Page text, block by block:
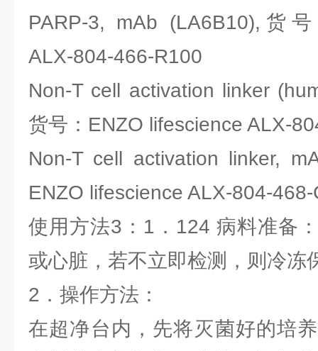
PARP-3, mAb (LA6B10),货
ALX-804-466-R100
Non-T cell activation linker
货号：ENZO lifescience ALX-
Non-T cell activation linker,
ENZO lifescience ALX-804-
使用方法3：1．124 病料准备
或心脏，若不立即检测，则冷冻
2．操作方法：
在超净台内，先将灭菌好的培